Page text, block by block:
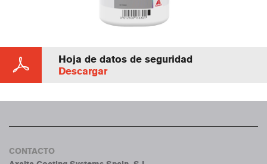
Hoja de datos de seguridad
Descargar
CONTACTO